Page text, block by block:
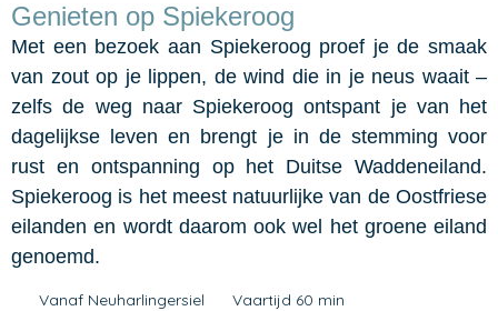
Genieten op Spiekeroog
Met een bezoek aan Spiekeroog proef je de smaak
van zout op je lippen, de wind die in je neus waait –
zelfs de weg naar Spiekeroog ontspant je van het
dagelijkse leven en brengt je in de stemming voor
rust en ontspanning op het Duitse Waddeneiland.
Spiekeroog is het meest natuurlijke van de Oostfriese
eilanden en wordt daarom ook wel het groene eiland
genoemd.
Vanaf Neuharlingersiel
Vaartijd 60 min